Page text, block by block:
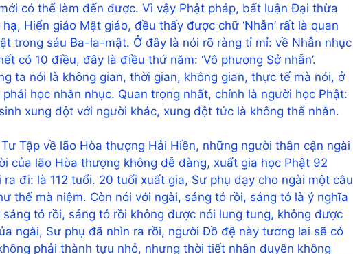
có thể làm đến được. Vì vậy Phật pháp, bất luận Đại thừa
Hiển giáo Mật giáo, đều thấy được chữ ‘Nhẫn’ rất là quan
trong sáu Ba-la-mật. Ở đây là nói rõ ràng tỉ mỉ: về Nhẫn nhục
có 10 điều, đây là điều thứ năm: ‘Vô phương Sở nhẫn’.
ta nói là không gian, thời gian, không gian, thực tế mà nói, ở
học nhẫn nhục. Quan trọng nhất, chính là người học Phật:
xung đột với người khác, xung đột tức là không thể nhẫn.
Tập về lão Hòa thượng Hải Hiền, những người thân cận ngài
của lão Hòa thượng không dễ dàng, xuất gia học Phật 92
ra đi: là 112 tuổi. 20 tuổi xuất gia, Sư phụ dạy cho ngài một câu
thế mà niệm. Còn nói với ngài, sáng tỏ rồi, sáng tỏ là ý nghĩa
sáng tỏ rồi, sáng tỏ rồi không được nói lung tung, không được
ngài, Sư phụ đã nhìn ra rồi, người Đồ đệ này tương lai sẽ có
phải thành tựu nhỏ, nhưng thời tiết nhân duyên không